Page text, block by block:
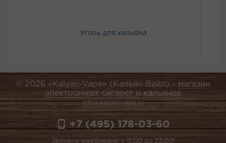
Уголь для кальяна
© 2026 «Kalyan-Vape» (Кальян Вейп) - магазин
электронных сигарет и кальянов
info@kalyan-vape.ru
+7 (495) 178-03-60
Звоните ежедневно с 11:00 до 23:00!